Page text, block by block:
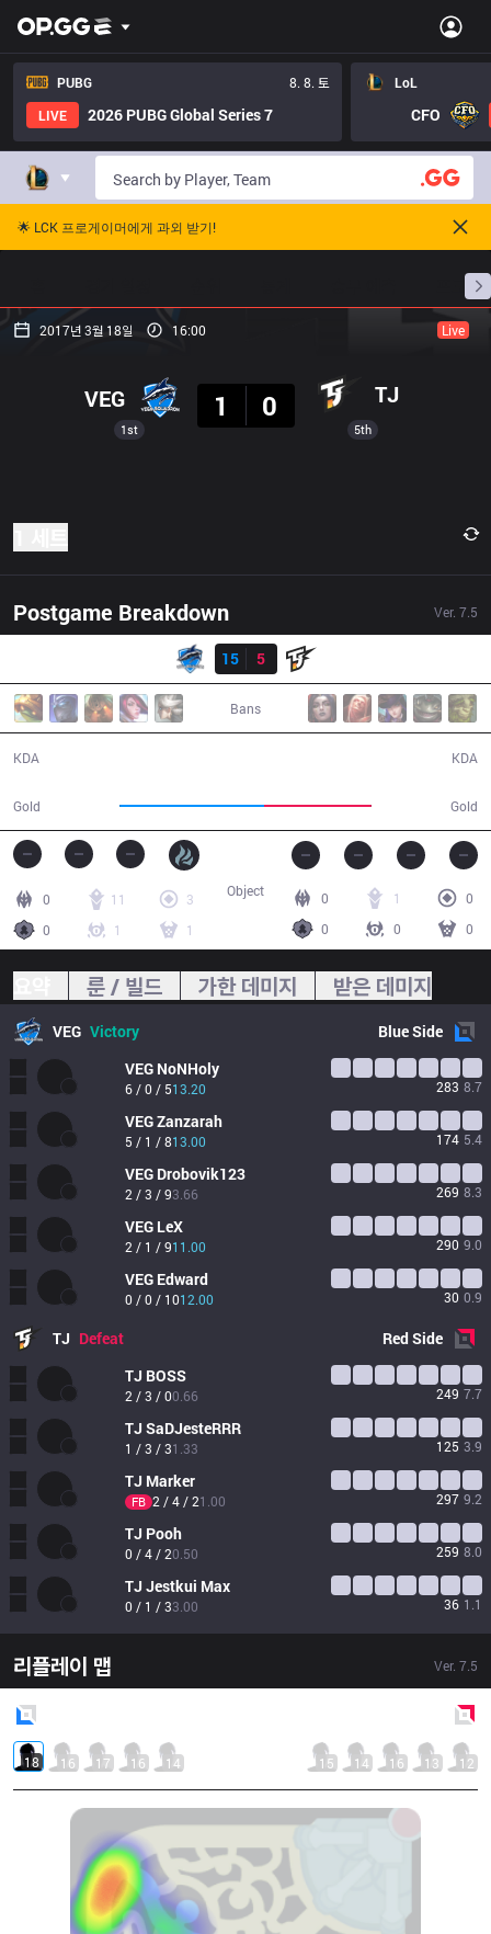
PUBG
8. 8. 토
LIVE
2026 PUBG Global Series 7
LoL
CFO
🌟 LCK 프로게이머에게 과외 받기!
프로빌
2017년 3월 18일 16:00 Live
1st
VEG
1
0 TJ
5th
Postgame Breakdown Ver. 7.5
15
5
Bans
KDA
Gold Gold
KDA
0 11
3
0
1 1
0 1
0
0
0 0
Object
룬 / 빌드 가한 데미지 받은 데미지
VEG Victory BlueSide
VEG NoNHoly
6 / 0 / 513.20 283 8.7
VEGZanzarah
5 / 1 / 813.00 174 5.4
VEG Drobovik123
2 / 3 / 93.66 269 8.3
VEG LeX
2 / 1 / 911.00 290 9.0
VEG Edward
0 / 0 / 1012.00 30 0.9
TJ Defeat RedSide
TJ BOSS
2 / 3 / 00.66 249 7.7
TJ SaDJesteRRR
1 / 3 / 31.33 125 3.9
TJ Marker
FB 2 / 4 / 21.00 297 9.2
TJ Pooh
0 / 4 / 20.50 259 8.0
TJ Jestkui Max
0 / 1 / 33.00 36 1.1
리플레이 맵 Ver. 7.5
18 16 17 16 14 15 14 16 13 12